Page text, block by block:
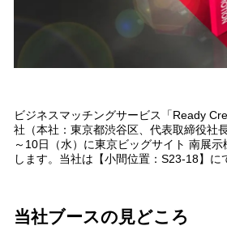
ビジネスマッチングサービス「Ready
社（本社：東京都渋谷区、代表取締役社
～10日（水）に東京ビッグサイト 南展
します。当社は【小間位置：S23-18】に
当社ブースの見どころ